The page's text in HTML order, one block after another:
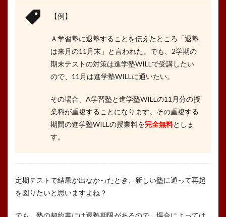
【例】
Ａ学習塾に退塾することを伝えたところ「退塾
は来月の11月末」と言われた。でも、2学期の
期末テストの対策は進学塾WILLで受講したい
ので、11月は進学塾WILLに通いたい。
その場合、A学習塾と進学塾WILLの11月分の授
業料が重複することになります。その重複する
期間の進学塾WILLの授業料を完全無料としま
す。
定期テストで結果が出なかったとき、新しい塾に通って再起
を図りたいと思いますよね？
でも、塾の契約書には退塾期限があるので、場合によっては